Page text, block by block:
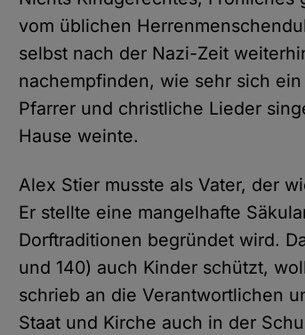
vom üblichen
selbst nach der Nazi-Zeit
nachempfinden, wie sehr sich
Pfarrer und christliche Lieder
Hause weinte.
Alex Stier musste als Vater, der
Er stellte eine mangelhafte
Dorftraditionen begründet wird.
und 140) auch Kinder schützt,
schrieb an die Verantwortlichen
Staat und Kirche auch in der